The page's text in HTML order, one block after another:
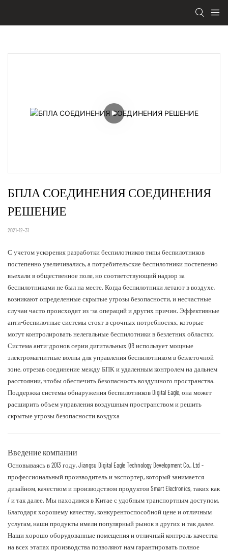
БПЛА СОЕДИНЕНИЯ СОЕДИНЕНИЯ
РЕШЕНИЕ
2021-12-31
С учетом ускорения разработки беспилотников типы беспилотников
постепенно увеличивались, а потребительские беспилотники постепенно
въехали в общественное поле, но соответствующий надзор за
беспилотниками не был на месте. Когда беспилотники летают в воздухе,
возникают определенные скрытые угрозы безопасности, и несчастные
случаи часто происходят из -за операций и других причин. Эффективные
анти-беспилотные системы стоят в срочных потребностях, которые
могут контролировать нелегальные беспилотники в безлетних областях.
Система анти-дронов серии дигитальных QR использует мощные
электромагнитные волны для управления беспилотником в безлеточной
зоне, отрезав соединение между БПК и удаленным контролем на дальнем
расстоянии, чтобы обеспечить безопасность воздушного пространства.
Поддержка системы обнаружения беспилотников Digital Eagle, она может
расширить объем управления воздушным пространством и решить
скрытые угрозы безопасности воздуха
Введение компании
Основываясь в 2013 году, Jiangsu Digital Eagle Technology Development Co., Ltd -
профессиональный производитель и экспортер, который занимается
дизайном, качеством и производством продуктов Smart Electronics, таких как
/ и так далее. Мы находимся в Китае с удобным транспортным доступом.
Благодаря хорошему качеству, конкурентоспособной цене и отличным
услугам, наши продукты имели популярный рынок в других и так далее.
Наши хорошо оборудованные помещения и отличный контроль качества
на всех этапах производства позволяют нам гарантировать полное